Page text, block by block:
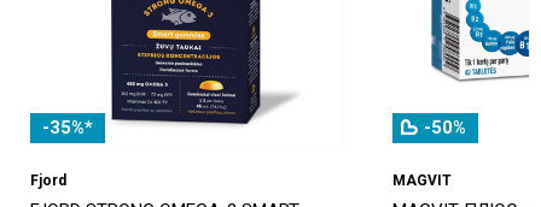
-35%*
Fjord
-50%
MAGVIT